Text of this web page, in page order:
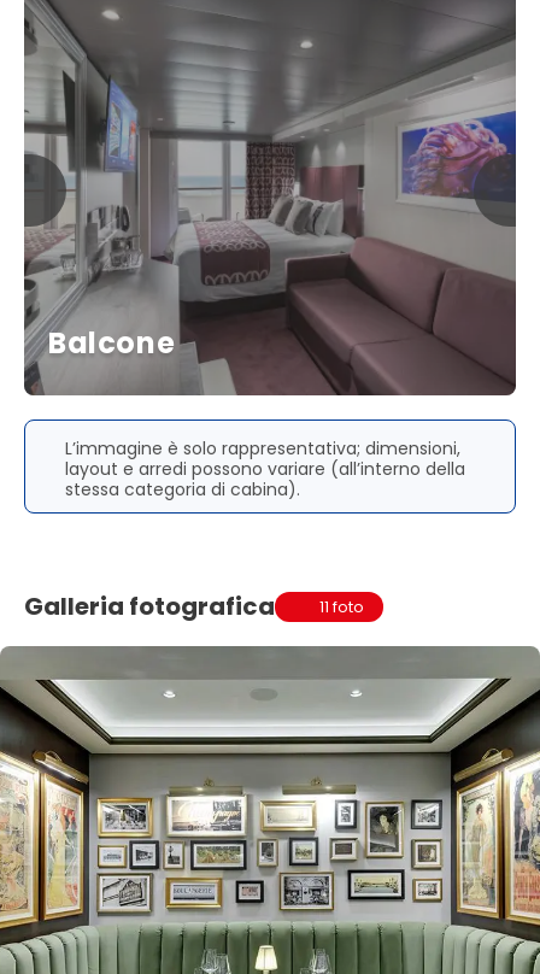
Balcone
L’immagine è solo rappresentativa; dimensioni,
layout e arredi possono variare (all’interno della
stessa categoria di cabina).
Galleria fotografica 11 foto